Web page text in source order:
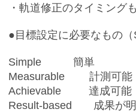
・軌道修正のタイミング
●目標設定に必要なもの
Simple 簡単
Measurable 計測可能（
Achievable 達成可能
Result-based 成果が明